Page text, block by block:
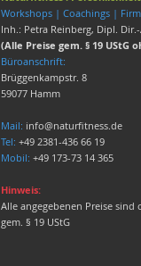
Workshops | Coachings |
Inh.: Petra Reinberg, Dipl. Dir.-
(Alle Preise gem. § 19 UStG
Büroanschrift:
Brüggenkampstr. 8
59077 Hamm
Mail: info@naturfitness.de
Tel: +49 2381-436 66 19
Mobil: +49 173-73 14 365
Hinweis:
Alle angegebenen Preise sind
gem. § 19 UStG